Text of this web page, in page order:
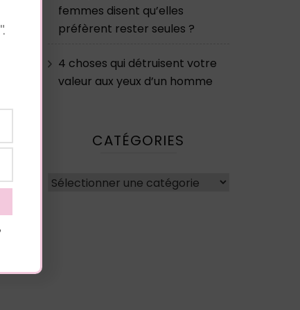
femmes disent qu’elles
préfèrent rester seules ?
4 choses qui détruisent votre
valeur aux yeux d’un homme
CATÉGORIES
Catégories